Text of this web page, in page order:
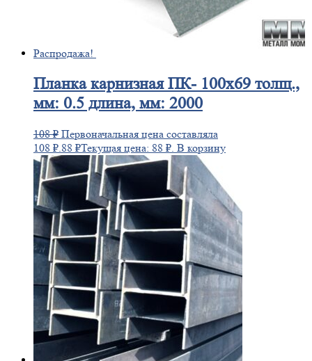
Распродажа!
Планкакарнизная ПК- 100х69 толщ.,
мм: 0.5 длина, мм: 2000
108₽ Первоначальная цена составляла
108 ₽. 88 ₽Текущая цена: 88 ₽. В корзину